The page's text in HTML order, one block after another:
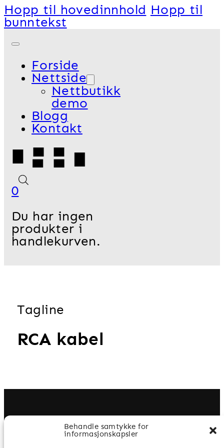
Behandle samtykke for
informasjonskapsler
Hopp til hovedinnhold
Hopp til
bunntekst
Forside
Nettside
Nettbutikk
demo
Blogg
Kontakt
0
Du har ingen
produkter i
handlekurven.
RCA kabel
Tagline